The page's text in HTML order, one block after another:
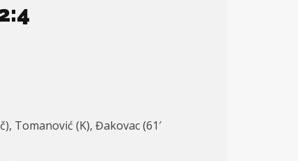
Tomanović (K), Đakovac (61′